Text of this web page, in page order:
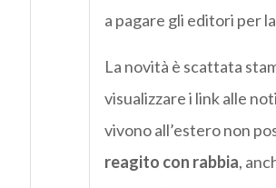
a pagare gli editori per
La novità è scattata
visualizzare i link alle
vivono all’estero non
reagito con rabbia,